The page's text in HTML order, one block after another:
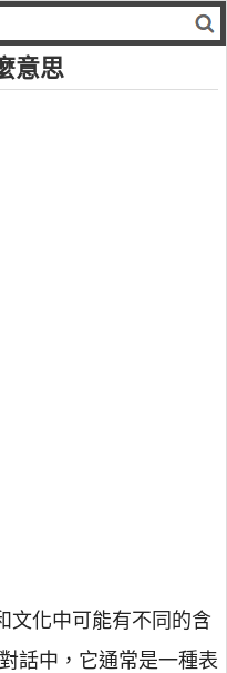
意思
文化中可能有不同的含
話中，它通常是一種表